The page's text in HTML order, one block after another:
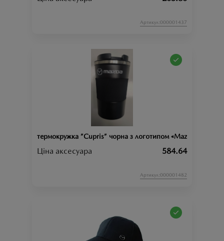
Артикул:000001437
термокружка ”Cupris” чорна з логотипом «Mazda»
Ціна аксесуара 584.64
Артикул:000001482